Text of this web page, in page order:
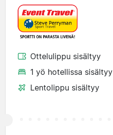
Ottelulippu sisältyy
1 yö hotellissa sisältyy
Lentolippu sisältyy